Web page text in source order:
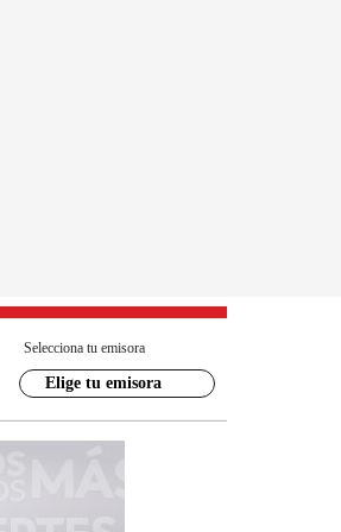
Selecciona tu emisora
Elige tu emisora